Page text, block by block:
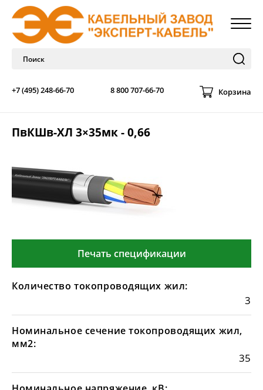
+7 (495) 248-66-70 8 800 707-66-70 Корзина
ПвКШв-ХЛ 3×35мк - 0,66
Печать спецификации
Количество токопроводящих жил:
3
Номинальное сечение токопроводящих жил,
мм2:
35